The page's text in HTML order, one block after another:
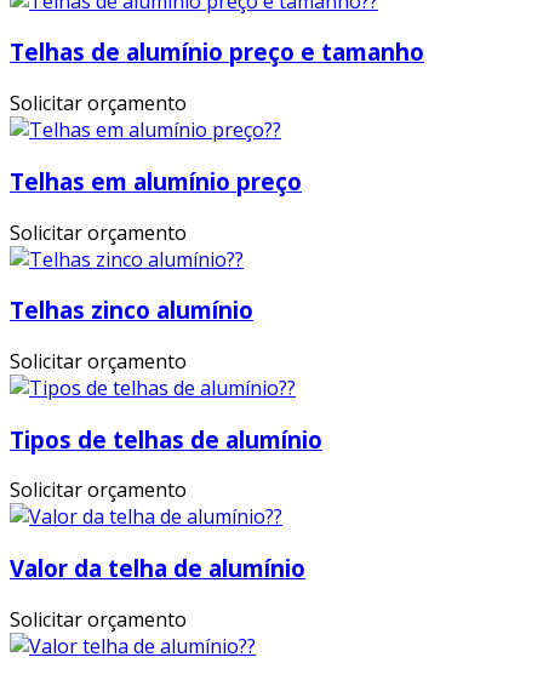
Telhas de alumínio preço e tamanho
Solicitar orçamento
Telhas em alumínio preço
Solicitar orçamento
Telhas zinco alumínio
Solicitar orçamento
Tipos de telhas de alumínio
Solicitar orçamento
Valor da telha de alumínio
Solicitar orçamento